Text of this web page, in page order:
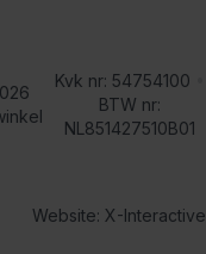
Kvk nr: 54754100
BTW nr:
NL851427510B01
Website: X-Interactive